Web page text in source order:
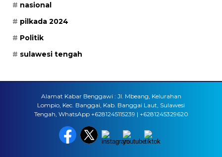
nasional
pilkada 2024
Politik
sulawesi tengah
Alamat Kabar Benggawi : Jl. Mbeang, Kelurahan
Lompio, Kec. Banggai, Kab. Banggai Laut, Sulawesi
Tengah, WhatsApp +6281245115239 | +6281245329620